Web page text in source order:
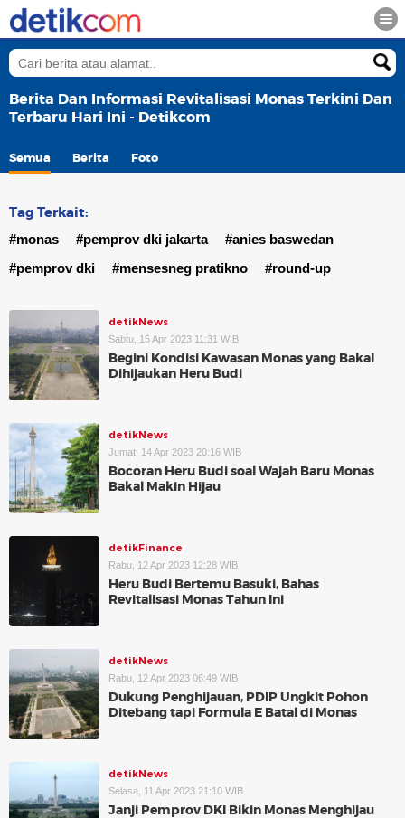
Berita Dan Informasi Revitalisasi Monas Terkini Dan
Terbaru Hari Ini - Detikcom
Semua Berita Foto
Tag Terkait:
#monas #pemprov dki jakarta
#anies baswedan
#pemprov dki
#mensesneg pratikno #round-up
detikNews
Sabtu, 15 Apr 2023 11:31 WIB
Begini Kondisi Kawasan Monas yang Bakal
Dihijaukan Heru Budi
detikNews
Jumat, 14 Apr 2023 20:16 WIB
Bocoran Heru Budi soal Wajah Baru Monas
Bakal Makin Hijau
detikFinance
Rabu, 12 Apr 2023 12:28 WIB
Heru Budi Bertemu Basuki, Bahas
Revitalisasi Monas Tahun Ini
detikNews
Rabu, 12 Apr 2023 06:49 WIB
Dukung Penghijauan, PDIP Ungkit Pohon
Ditebang tapi Formula E Batal di Monas
detikNews
Selasa, 11 Apr 2023 21:10 WIB
Janji Pemprov DKI Bikin Monas Menghijau